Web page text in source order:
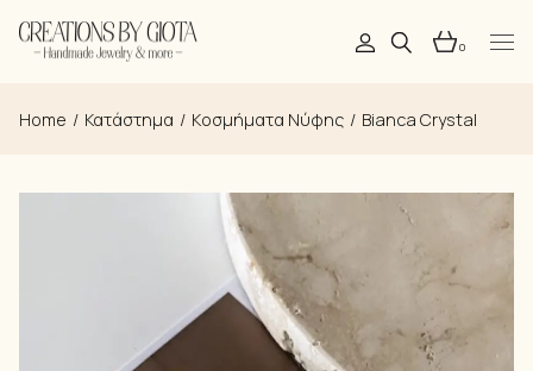
to
the 0
Home Κατάστημα Kοσμήματα Νύφης Bianca Crystal